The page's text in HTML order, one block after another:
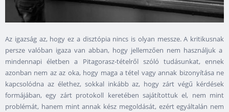
Az igazság az, hogy ez a disztópia nincs is olyan messze. A kritikusnak
persze valóban igaza van abban, hogy jellemzően nem használjuk a
mindennapi életben a Pitagorasz-tételről szóló tudásunkat, ennek
azonban nem az az oka, hogy maga a tétel vagy annak bizonyítása ne
kapcsolódna az élethez, sokkal inkább az, hogy zárt végű kérdések
formájában, egy zárt protokoll keretében sajátítottuk el, nem mint
problémát, hanem mint annak kész megoldását, ezért egyáltalán nem